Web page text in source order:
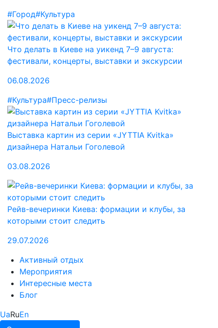
#Город#Культура
Что делать в Киеве на уикенд 7–9 августа:
фестивали, концерты, выставки и экскурсии
06.08.2026
#Культура#Пресс-релизы
Выставка картин из серии «JYTTIA Kvitka»
дизайнера Натальи Гоголевой
03.08.2026
Рейв-вечеринки Киева: формации и клубы, за
которыми стоит следить
29.07.2026
Активный отдых
Мероприятия
Интересные места
Блог
UaRuEn